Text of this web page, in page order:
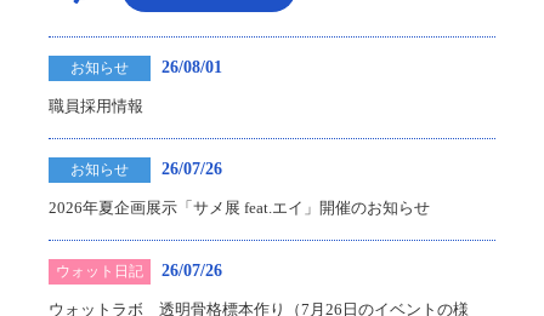
お知らせ 26/08/01
職員採用情報
お知らせ 26/07/26
2026年夏企画展示「サメ展 feat.エイ」開催のお知らせ
ウォット日記 26/07/26
ウォットラボ 透明骨格標本作り（7月26日のイベントの様